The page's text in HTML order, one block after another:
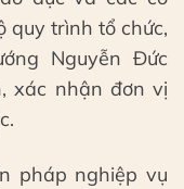
quy trình tổ chức,
Nguyễn Đức
xác nhận đơn vị
pháp nghiệp vụ